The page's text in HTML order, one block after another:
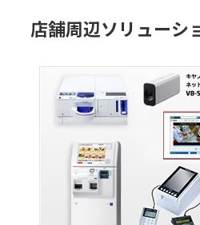
飲食店向けPOSシステム・オーダー
店舗周辺ソリューション
フードサービスソリューションの事
フードサービスソリューションのコ
フードサービスソリューションのお
新規オープンのお客さま
店舗周辺ソリューシ